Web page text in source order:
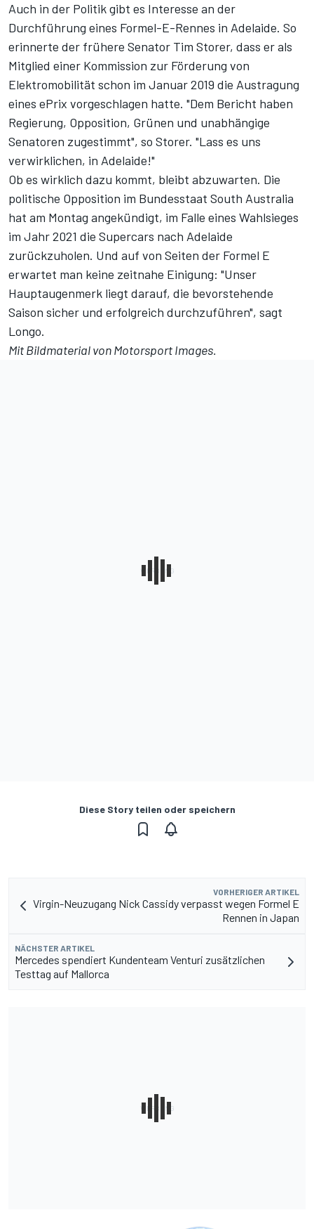
Auch in der Politik gibt es Interesse an der
Durchführung eines Formel-E-Rennes in Adelaide. So
erinnerte der frühere Senator Tim Storer, dass er als
Mitglied einer Kommission zur Förderung von
Elektromobilität schon im Januar 2019 die Austragung
eines ePrix vorgeschlagen hatte. "Dem Bericht haben
Regierung, Opposition, Grünen und unabhängige
Senatoren zugestimmt", so Storer. "Lass es uns
verwirklichen, in Adelaide!"
Ob es wirklich dazu kommt, bleibt abzuwarten. Die
politische Opposition im Bundesstaat South Australia
hat am Montag angekündigt, im Falle eines Wahlsieges
im Jahr 2021 die Supercars nach Adelaide
zurückzuholen. Und auf von Seiten der Formel E
erwartet man keine zeitnahe Einigung: "Unser
Hauptaugenmerk liegt darauf, die bevorstehende
Saison sicher und erfolgreich durchzuführen", sagt
Longo.
Mit Bildmaterial von Motorsport Images.
Diese Story teilen oder speichern
VORHERIGER ARTIKEL
Virgin-Neuzugang Nick Cassidy verpasst wegen Formel E
Rennen in Japan
NÄCHSTER ARTIKEL
Mercedes spendiert Kundenteam Venturi zusätzlichen
Testtag auf Mallorca